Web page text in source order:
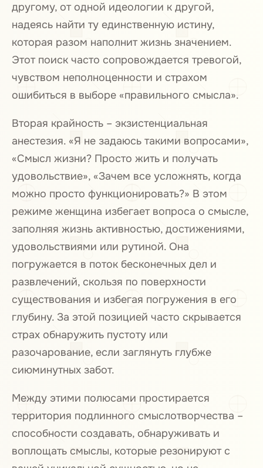
другому, от одной идеологии к другой,
надеясь найти ту единственную истину,
которая разом наполнит жизнь значением.
Этот поиск часто сопровождается тревогой,
чувством неполноценности и страхом
ошибиться в выборе «правильного смысла».
Вторая крайность – экзистенциальная
анестезия. «Я не задаюсь такими вопросами»,
«Смысл жизни? Просто жить и получать
удовольствие», «Зачем все усложнять, когда
можно просто функционировать?» В этом
режиме женщина избегает вопроса о смысле,
заполняя жизнь активностью, достижениями,
удовольствиями или рутиной. Она
погружается в поток бесконечных дел и
развлечений, скользя по поверхности
существования и избегая погружения в его
глубину. За этой позицией часто скрывается
страх обнаружить пустоту или
разочарование, если заглянуть глубже
сиюминутных забот.
Между этими полюсами простирается
территория подлинного смыслотворчества –
способности создавать, обнаруживать и
воплощать смыслы, которые резонируют с